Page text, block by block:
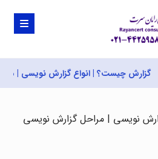
گزارش چیست؟ | انواع گزارش نویسی |
نویسی | مراحل گزارش نویسی